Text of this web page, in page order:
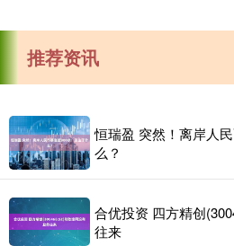
推荐资讯
恒瑞盈 突然！离岸人
么？
合优投资 四方精创
往来